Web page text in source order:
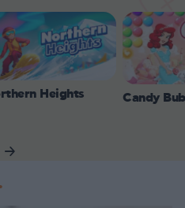
Heights Candy